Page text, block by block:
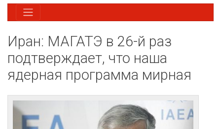
Иран: МАГАТЭ в 26-й раз
подтверждает, что наша
ядерная программа мирная